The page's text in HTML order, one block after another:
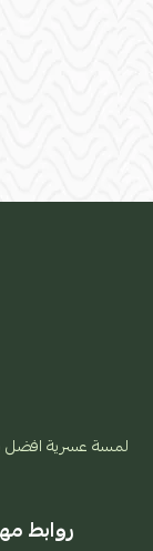
لمسة عسرية افضل
روابط